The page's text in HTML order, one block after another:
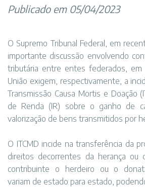
Publicado em 05/04/2023
O Supremo Tribunal Federal, em
importante discussão envolvendo
tributária entre entes federados,
União exigem, respectivamente, a
Transmissão Causa Mortis e Doação
de Renda (IR) sobre o ganho de
valorização de bens transmitidos por
O ITCMD incide na transferência da
direitos decorrentes da herança ou
contribuinte o herdeiro ou o
variam de estado para estado,